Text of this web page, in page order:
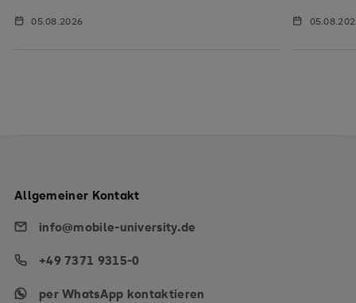
05.08.2026
Allgemeiner Kontakt
info@mobile-university.de
+49 7371 9315-0
per WhatsApp kontaktieren